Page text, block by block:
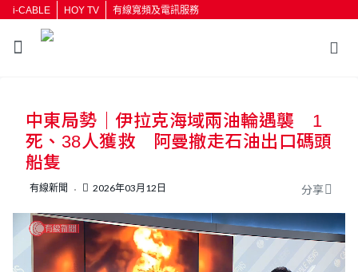
i-CABLE HOY TV 有線寬頻及電訊服務
按輸入鍵開始搜尋
中東局勢｜伊拉克海域兩油輪遇襲 1
死、38人獲救 阿曼撤走石油出口碼頭
船隻
有線新聞 2026年03月12日 分享